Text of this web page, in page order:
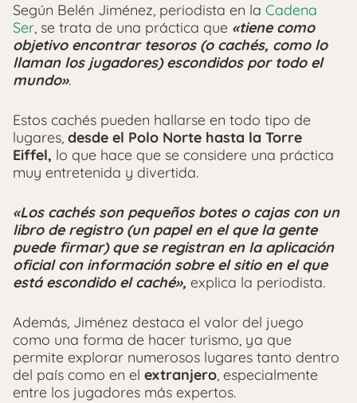
Según Belén Jiménez, periodista en la Cadena
Ser, se trata de una práctica que «tiene como
objetivo encontrar tesoros (o cachés, como lo
llaman los jugadores) escondidos por todo el
mundo».
Estos cachés pueden hallarse en todo tipo de
lugares, desde el Polo Norte hasta la Torre
Eiffel, lo que hace que se considere una práctica
muy entretenida y divertida.
«Los cachés son pequeños botes o cajas con un
libro de registro (un papel en el que la gente
puede firmar) que se registran en la aplicación
oficial con información sobre el sitio en el que
está escondido el caché», explica la periodista.
Además, Jiménez destaca el valor del juego
como una forma de hacer turismo, ya que
permite explorar numerosos lugares tanto dentro
del país como en el extranjero, especialmente
entre los jugadores más expertos.